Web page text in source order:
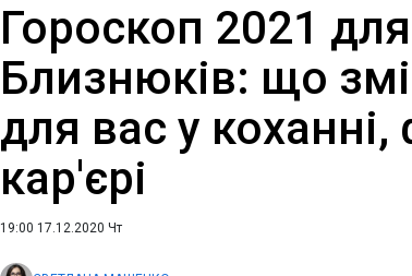
Гороскоп 2021 для
Близнюків: що
для вас у коханні,
кар'єрі
19:00 17.12.2020 Чт